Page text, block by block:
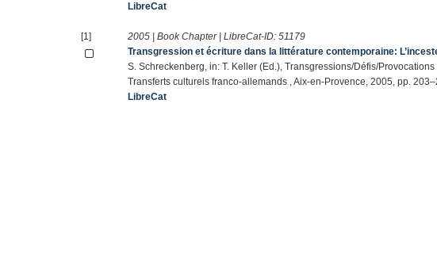
LibreCat
[1] 2005 | Book Chapter | LibreCat-ID:51179
Transgression et écriture dans la littérature contemporaine:
S. Schreckenberg, in: T. Keller (Ed.), Transgressions/Défis/
Transferts culturels franco-allemands , Aix-en-Provence, 2005, pp.
LibreCat